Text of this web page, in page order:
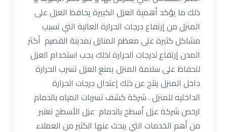
ذلك ما يؤكد أهمية العزل الكبيرة يحافظ العزل على
المنزل من إرتفاع درجات الحرارة العالية التي تسبب
مشاكل كثيرة على معظم المنازل بمدينة القصيم أكثر
المدن إرتفاع لدرجات الحرارة لذلك يجب استخدام العزل
للحفاظ على سلامة المنزل يمنع العزل تسرب الحرارة
داخل المنزل ينتج عن ذلك إعتدال درجات الحرارة
الداخليه للمنزل . شركة كشف تسربات المياه بالدمام
ارخص شركة عزل أسطح بالدمام عزل الأسطح تعتبر
من أهم الخدمات التي يبحث عنها الكثير من العملاء